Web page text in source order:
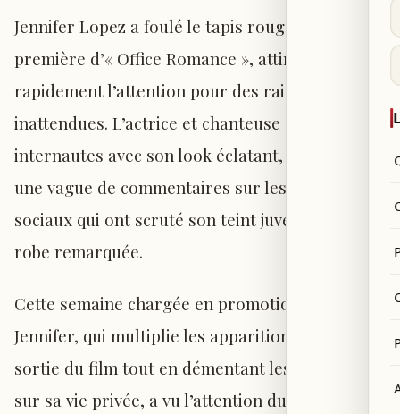
Jennifer Lopez a foulé le tapis rouge pour la
première d’« Office Romance », attirant
rapidement l’attention pour des raisons
inattendues. L’actrice et chanteuse a captivé les
internautes avec son look éclatant, suscitant
une vague de commentaires sur les réseaux
sociaux qui ont scruté son teint juvénile et sa
robe remarquée.
Cette semaine chargée en promotion pour
Jennifer, qui multiplie les apparitions avant la
sortie du film tout en démentant les rumeurs
sur sa vie privée, a vu l’attention du public se